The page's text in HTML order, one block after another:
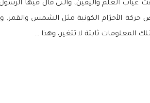
العلم واليقين، والتي قال فيها الرسول
الأجرَام الكونية مثل الشمس والقمر.
المعلومات ثابتة لا تتغير، وهذا …